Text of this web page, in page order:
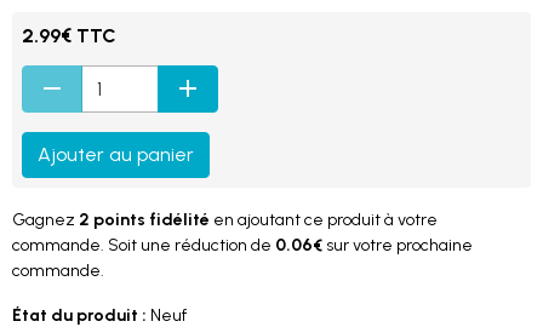
2.99€ TTC
Ajouter au panier
Gagnez 2 points fidélité en ajoutant ce produit à votre
commande. Soit une réduction de 0.06€ sur votre prochaine
commande.
État du produit : Neuf